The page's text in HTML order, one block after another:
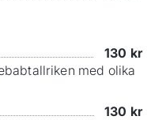
130 kr
med olika
130 kr